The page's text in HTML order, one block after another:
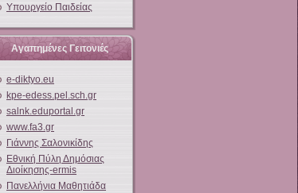
Υπουργείο Παιδείας
Αγαπημένες Γειτονιές
e-diktyo.eu
kpe-edess.pel.sch.gr
salnk.eduportal.gr
www.fa3.gr
Γιάννης Σαλονικίδης
Εθνική Πύλη Δημόσιας
Διοίκησης-ermis
Πανελλήνια Μαθητιάδα